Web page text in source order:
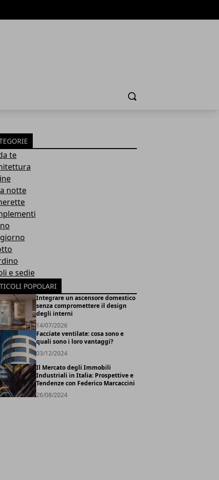
Cerca
te
notte
e sedie
POPOLARI
Integrare un ascensore domestico
senza compromettere il design
degli interni
14/07/2026
Facciate ventilate: cosa sono e
quali sono i loro vantaggi?
03/12/2024
Il Mercato degli Immobili
Industriali in Italia: Prospettive e
Tendenze con Federico Marcaccini
26/08/2024